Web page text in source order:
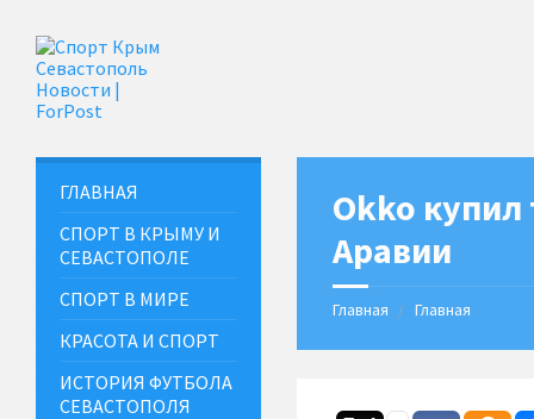
Okko купил
Аравии
Главная Главная
ГЛАВНАЯ
СПОРТ В КРЫМУ И
СЕВАСТОПОЛЕ
СПОРТ В МИРЕ
КРАСОТА И СПОРТ
ИСТОРИЯ ФУТБОЛА
СЕВАСТОПОЛЯ